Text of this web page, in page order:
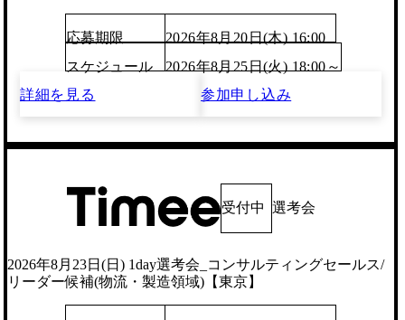
応募期限
2026年8月20日(木) 16:00
スケジュール
2026年8月25日(火) 18:00～
詳細を見る
参加申し込み
受付中 選考会
2026年8月23日(日) 1day選考会_コンサルティングセールス/
リーダー候補(物流・製造領域)【東京】